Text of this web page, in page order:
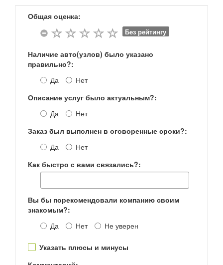
Общая оценка:
Без рейтингу
Наличие авто(узлов) было указано
правильно?:
Да
Нет
Описание услуг было актуальным?:
Да
Нет
Заказ был выполнен в оговоренные сроки?:
Да
Нет
Как быстро с вами связались?:
Вы бы порекомендовали компанию своим
знакомым?:
Да
Нет Не уверен
Указать плюсы и минусы